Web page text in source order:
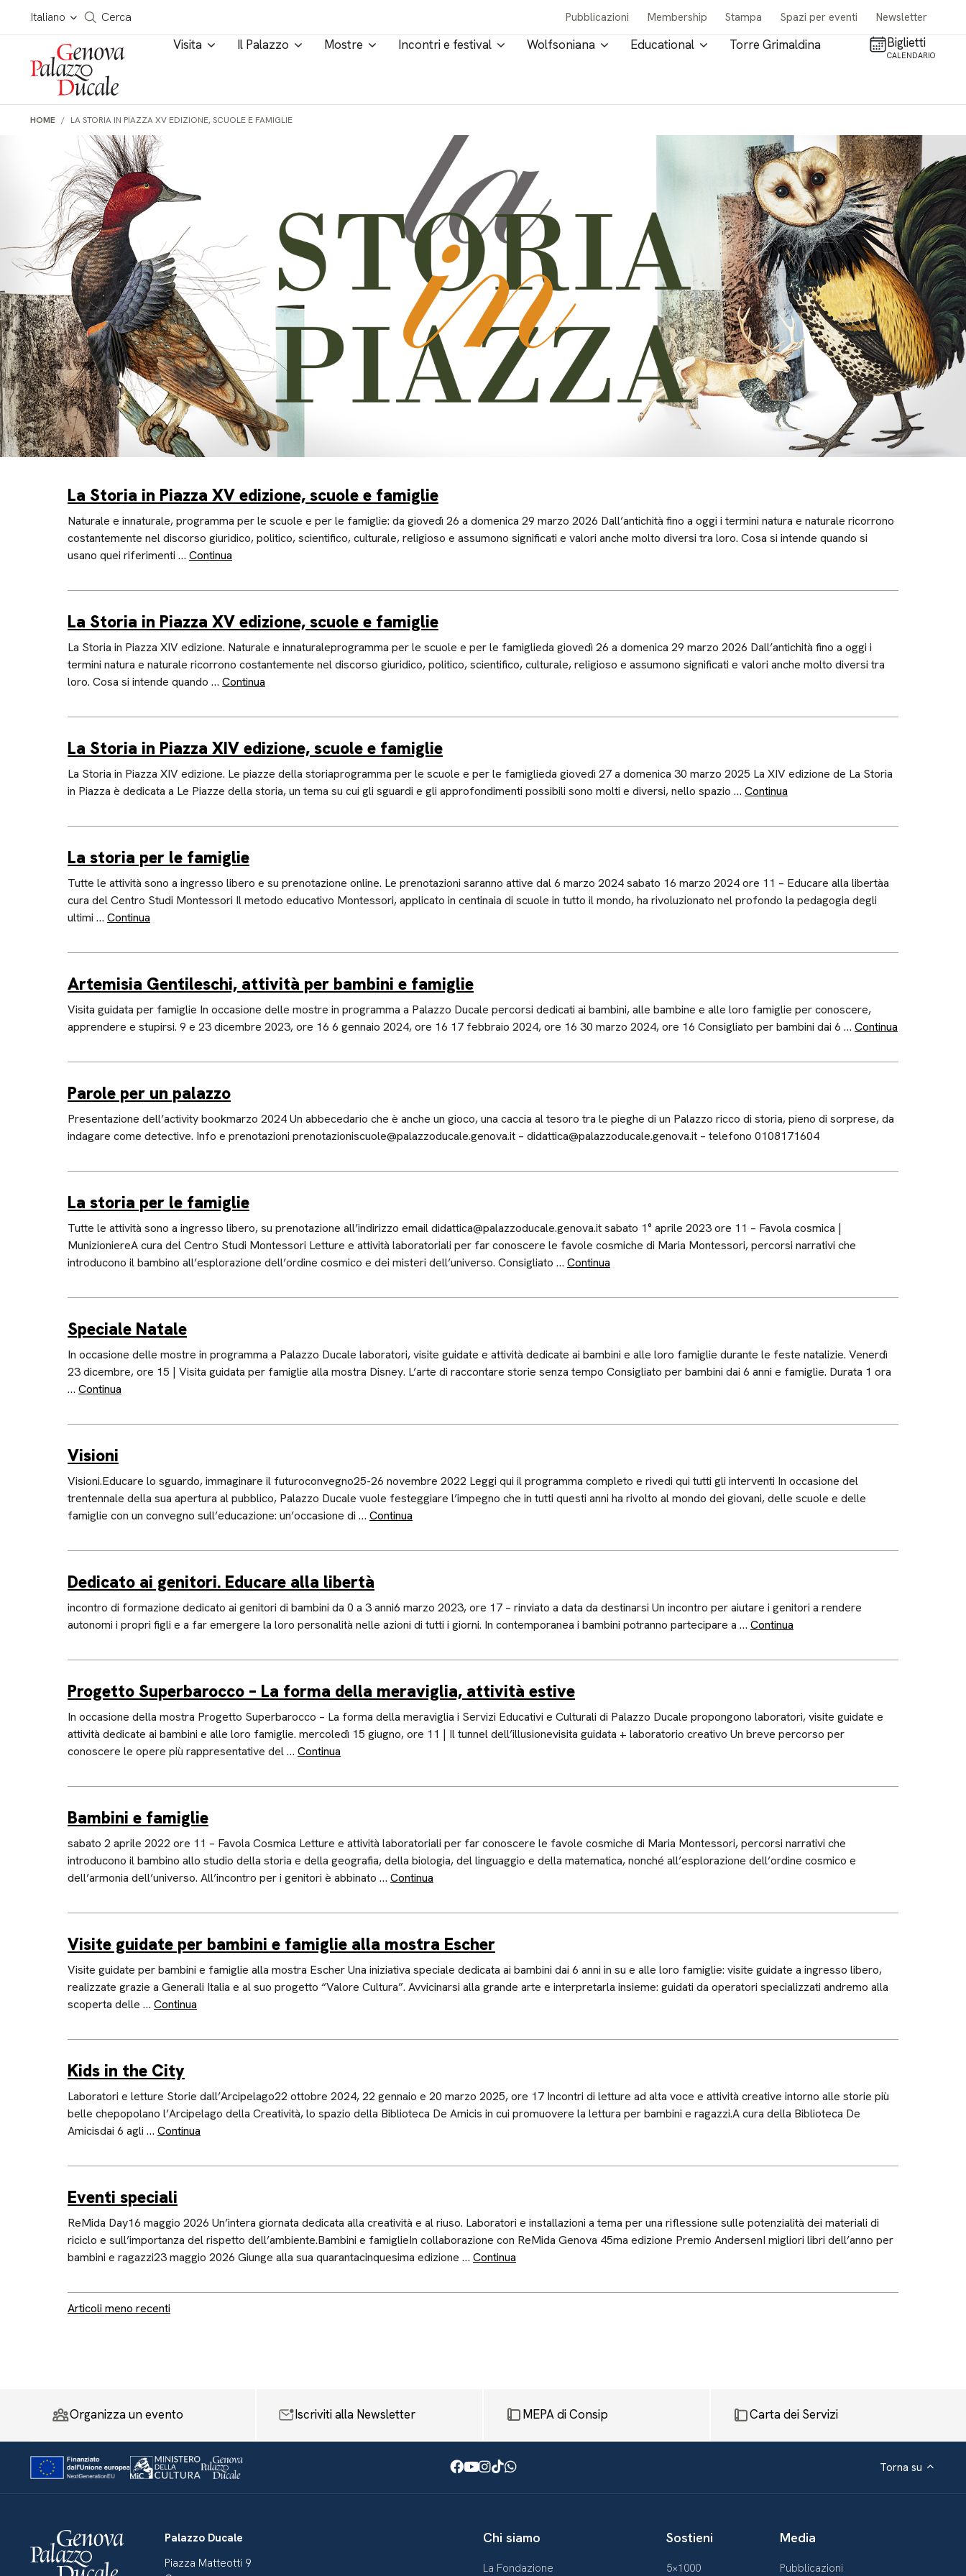
Salta al contenuto
Italiano
Cerca in tutto il sito
Cerca Pubblicazioni Membership Stampa Spazi per eventi Newsletter
Visita Il Palazzo Mostre Incontri e festival Wolfsoniana Educational Torre Grimaldina Biglietti
CALENDARIO
HOME LA STORIA IN PIAZZA XV EDIZIONE, SCUOLE E FAMIGLIE
La Storia in Piazza XV edizione, scuole e famiglie
Naturale e innaturale, programma per le scuole e per le famiglie: da giovedì 26 a domenica 29 marzo 2026 Dall’antichità fino a oggi i termini natura e naturale ricorrono
costantemente nel discorso giuridico, politico, scientifico, culturale, religioso e assumono significati e valori anche molto diversi tra loro. Cosa si intende quando si
usano quei riferimenti … Continua
La Storia in Piazza XV edizione, scuole e famiglie
La Storia in Piazza XIV edizione. Naturale e innaturaleprogramma per le scuole e per le famiglieda giovedì 26 a domenica 29 marzo 2026 Dall’antichità fino a oggi i
termini natura e naturale ricorrono costantemente nel discorso giuridico, politico, scientifico, culturale, religioso e assumono significati e valori anche molto diversi tra
loro. Cosa si intende quando … Continua
La Storia in Piazza XIV edizione, scuole e famiglie
La Storia in Piazza XIV edizione. Le piazze della storiaprogramma per le scuole e per le famiglieda giovedì 27 a domenica 30 marzo 2025 La XIV edizione de La Storia
in Piazza è dedicata a Le Piazze della storia, un tema su cui gli sguardi e gli approfondimenti possibili sono molti e diversi, nello spazio … Continua
La storia per le famiglie
Tutte le attività sono a ingresso libero e su prenotazione online. Le prenotazioni saranno attive dal 6 marzo 2024 sabato 16 marzo 2024 ore 11 – Educare alla libertàa
cura del Centro Studi Montessori Il metodo educativo Montessori, applicato in centinaia di scuole in tutto il mondo, ha rivoluzionato nel profondo la pedagogia degli
ultimi … Continua
Artemisia Gentileschi, attività per bambini e famiglie
Visita guidata per famiglie In occasione delle mostre in programma a Palazzo Ducale percorsi dedicati ai bambini, alle bambine e alle loro famiglie per conoscere,
apprendere e stupirsi. 9 e 23 dicembre 2023, ore 16 6 gennaio 2024, ore 16 17 febbraio 2024, ore 16 30 marzo 2024, ore 16 Consigliato per bambini dai 6 … Continua
Parole per un palazzo
Presentazione dell’activity bookmarzo 2024 Un abbecedario che è anche un gioco, una caccia al tesoro tra le pieghe di un Palazzo ricco di storia, pieno di sorprese, da
indagare come detective. Info e prenotazioni prenotazioniscuole@palazzoducale.genova.it – didattica@palazzoducale.genova.it – telefono 0108171604
La storia per le famiglie
Tutte le attività sono a ingresso libero, su prenotazione all’indirizzo email didattica@palazzoducale.genova.it sabato 1° aprile 2023 ore 11 – Favola cosmica |
MunizioniereA cura del Centro Studi Montessori Letture e attività laboratoriali per far conoscere le favole cosmiche di Maria Montessori, percorsi narrativi che
introducono il bambino all’esplorazione dell’ordine cosmico e dei misteri dell’universo. Consigliato … Continua
Speciale Natale
In occasione delle mostre in programma a Palazzo Ducale laboratori, visite guidate e attività dedicate ai bambini e alle loro famiglie durante le feste natalizie. Venerdì
23 dicembre, ore 15 | Visita guidata per famiglie alla mostra Disney. L’arte di raccontare storie senza tempo Consigliato per bambini dai 6 anni e famiglie. Durata 1 ora
… Continua
Visioni
Visioni.Educare lo sguardo, immaginare il futuroconvegno25-26 novembre 2022 Leggi qui il programma completo e rivedi qui tutti gli interventi In occasione del
trentennale della sua apertura al pubblico, Palazzo Ducale vuole festeggiare l’impegno che in tutti questi anni ha rivolto al mondo dei giovani, delle scuole e delle
famiglie con un convegno sull’educazione: un’occasione di … Continua
Dedicato ai genitori. Educare alla libertà
incontro di formazione dedicato ai genitori di bambini da 0 a 3 anni6 marzo 2023, ore 17 – rinviato a data da destinarsi Un incontro per aiutare i genitori a rendere
autonomi i propri figli e a far emergere la loro personalità nelle azioni di tutti i giorni. In contemporanea i bambini potranno partecipare a … Continua
Progetto Superbarocco – La forma della meraviglia, attività estive
In occasione della mostra Progetto Superbarocco – La forma della meraviglia i Servizi Educativi e Culturali di Palazzo Ducale propongono laboratori, visite guidate e
attività dedicate ai bambini e alle loro famiglie. mercoledì 15 giugno, ore 11 | Il tunnel dell’illusionevisita guidata + laboratorio creativo Un breve percorso per
conoscere le opere più rappresentative del … Continua
Bambini e famiglie
sabato 2 aprile 2022 ore 11 – Favola Cosmica Letture e attività laboratoriali per far conoscere le favole cosmiche di Maria Montessori, percorsi narrativi che
introducono il bambino allo studio della storia e della geografia, della biologia, del linguaggio e della matematica, nonché all’esplorazione dell’ordine cosmico e
dell’armonia dell’universo. All’incontro per i genitori è abbinato … Continua
Visite guidate per bambini e famiglie alla mostra Escher
Visite guidate per bambini e famiglie alla mostra Escher Una iniziativa speciale dedicata ai bambini dai 6 anni in su e alle loro famiglie: visite guidate a ingresso libero,
realizzate grazie a Generali Italia e al suo progetto “Valore Cultura”. Avvicinarsi alla grande arte e interpretarla insieme: guidati da operatori specializzati andremo alla
scoperta delle … Continua
Kids in the City
Laboratori e letture Storie dall’Arcipelago22 ottobre 2024, 22 gennaio e 20 marzo 2025, ore 17 Incontri di letture ad alta voce e attività creative intorno alle storie più
belle chepopolano l’Arcipelago della Creatività, lo spazio della Biblioteca De Amicis in cui promuovere la lettura per bambini e ragazzi.A cura della Biblioteca De
Amicisdai 6 agli … Continua
Eventi speciali
ReMida Day16 maggio 2026 Un’intera giornata dedicata alla creatività e al riuso. Laboratori e installazioni a tema per una riflessione sulle potenzialità dei materiali di
riciclo e sull’importanza del rispetto dell’ambiente.Bambini e famiglieIn collaborazione con ReMida Genova 45ma edizione Premio AndersenI migliori libri dell’anno per
bambini e ragazzi23 maggio 2026 Giunge alla sua quarantacinquesima edizione … Continua
Navigazione articoli
Articoli meno recenti
Organizza un evento Iscriviti alla Newsletter MEPA di Consip Carta dei Servizi
Facebook
Youtube
Instagram
TikTok
WhatsApp Torna su
Palazzo Ducale
Piazza Matteotti 9
Chi siamo
La Fondazione
Sostieni
5×1000
Media
Pubblicazioni